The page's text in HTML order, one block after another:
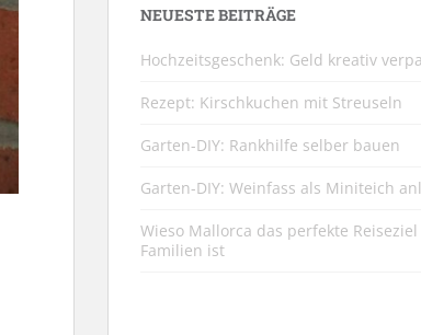
NEUESTE BEITRÄGE
Hochzeitsgeschenk: Geld kreativ
Rezept: Kirschkuchen mit Streuseln
Garten-DIY: Rankhilfe selber bauen
Garten-DIY: Weinfass als Miniteich
Wieso Mallorca das perfekte
Familien ist